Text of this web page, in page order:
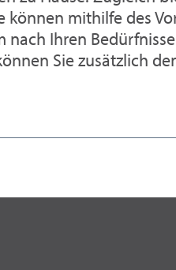
mithilfe des
Ihren
Sie zusätzlich